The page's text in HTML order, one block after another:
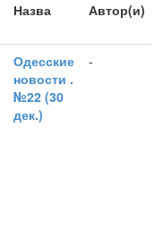
Назва Автор(и)
Одесские
новости .
№22 (30
дек.)
-